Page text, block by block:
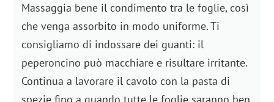
Massaggia bene il condimento tra le foglie, così
che venga assorbito in modo uniforme. Ti
consigliamo di indossare dei guanti: il
peperoncino può macchiare e risultare irritante.
Continua a lavorare il cavolo con la pasta di